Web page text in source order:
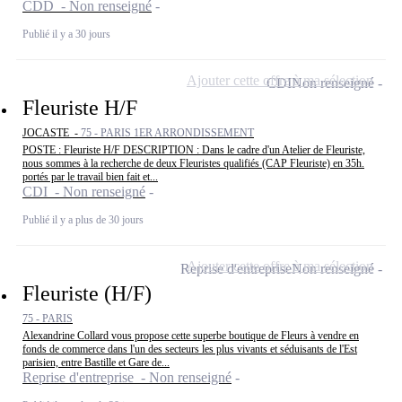
CDD - Non renseigné
Publié il y a 30 jours
Fleuriste H/F
JOCASTE - 75 - PARIS 1ER ARRONDISSEMENT
POSTE : Fleuriste H/F DESCRIPTION : Dans le cadre d'un Atelier de Fleuriste,
nous sommes à la recherche de deux Fleuristes qualifiés (CAP Fleuriste) en 35h.
portés par le travail bien fait et...
CDI - Non renseigné
Publié il y a plus de 30 jours
CDINon renseigné
Ajouter cette offre à ma sélection
Fleuriste (H/F)
75 - PARIS
Alexandrine Collard vous propose cette superbe boutique de Fleurs à vendre en
fonds de commerce dans l'un des secteurs les plus vivants et séduisants de l'Est
parisien, entre Bastille et Gare de...
Reprise d'entreprise - Non renseigné
Reprise d'entrepriseNon renseigné
Ajouter cette offre à ma sélection